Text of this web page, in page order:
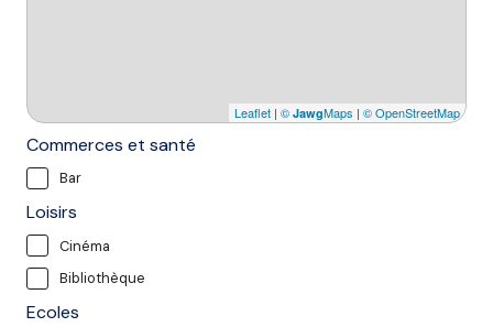
Leaflet | © JawgMaps | © OpenStreetMap
Commerces et santé
Bar
Loisirs
Cinéma
Bibliothèque
Ecoles